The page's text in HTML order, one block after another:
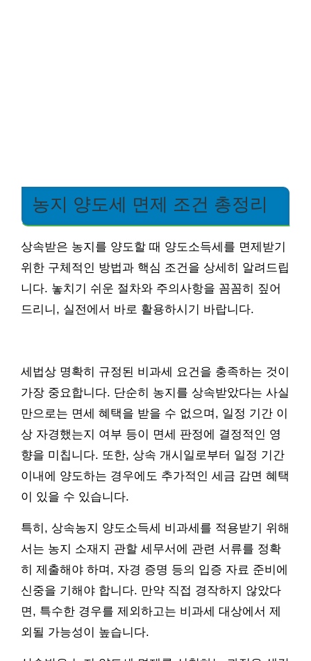
농지 양도세 면제 조건 총정리
상속받은 농지를 양도할 때 양도소득세를 면제받기
위한 구체적인 방법과 핵심 조건을 상세히 알려드립
니다. 놓치기 쉬운 절차와 주의사항을 꼼꼼히 짚어
드리니, 실전에서 바로 활용하시기 바랍니다.
세법상 명확히 규정된 비과세 요건을 충족하는 것이
가장 중요합니다. 단순히 농지를 상속받았다는 사실
만으로는 면세 혜택을 받을 수 없으며, 일정 기간 이
상 자경했는지 여부 등이 면세 판정에 결정적인 영
향을 미칩니다. 또한, 상속 개시일로부터 일정 기간
이내에 양도하는 경우에도 추가적인 세금 감면 혜택
이 있을 수 있습니다.
특히, 상속농지 양도소득세 비과세를 적용받기 위해
서는 농지 소재지 관할 세무서에 관련 서류를 정확
히 제출해야 하며, 자경 증명 등의 입증 자료 준비에
신중을 기해야 합니다. 만약 직접 경작하지 않았다
면, 특수한 경우를 제외하고는 비과세 대상에서 제
외될 가능성이 높습니다.